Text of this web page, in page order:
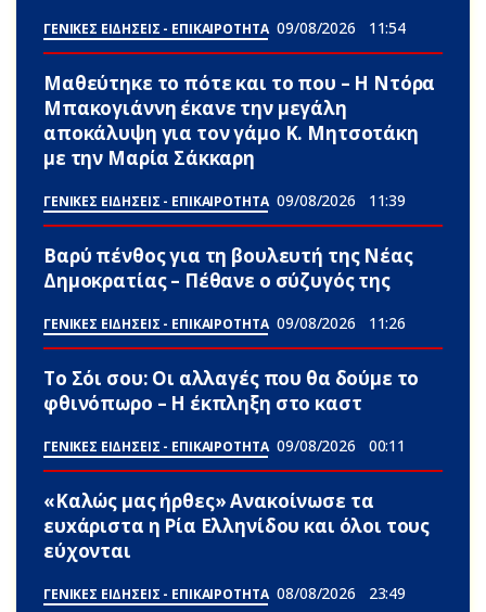
ΓΕΝΙΚΕΣ ΕΙΔΗΣΕΙΣ - ΕΠΙΚΑΙΡΟΤΗΤΑ 09/08/2026 11:54
Μαθεύτηκε το πότε και το που – Η Ντόρα
Μπακογιάννη έκανε την μεγάλη
αποκάλυψη για τον γάμο Κ. Μητσοτάκη
με την Μαρία Σάκκαρη
ΓΕΝΙΚΕΣ ΕΙΔΗΣΕΙΣ - ΕΠΙΚΑΙΡΟΤΗΤΑ 09/08/2026 11:39
Βαρύ πένθος για τη βουλευτή της Νέας
Δημοκρατίας – Πέθανε ο σύζυγός της
ΓΕΝΙΚΕΣ ΕΙΔΗΣΕΙΣ - ΕΠΙΚΑΙΡΟΤΗΤΑ 09/08/2026 11:26
Το Σόι σου: Οι αλλαγές που θα δούμε το
φθινόπωρο – Η έκπληξη στο καστ
ΓΕΝΙΚΕΣ ΕΙΔΗΣΕΙΣ - ΕΠΙΚΑΙΡΟΤΗΤΑ 09/08/2026 00:11
«Καλώς μας ήρθες» Ανακοίνωσε τα
ευxάριστα η Ρία Ελληνίδου και όλοι τους
εύχονται
ΓΕΝΙΚΕΣ ΕΙΔΗΣΕΙΣ - ΕΠΙΚΑΙΡΟΤΗΤΑ 08/08/2026 23:49